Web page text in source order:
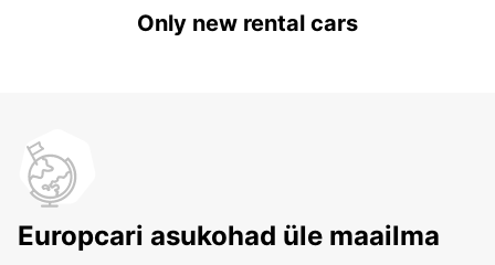
Only new rental cars
Europcari asukohad üle maailma